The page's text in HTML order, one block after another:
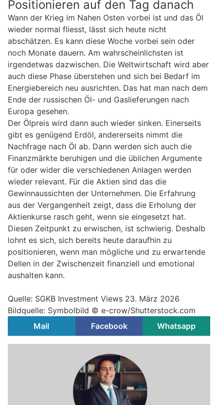
Positionieren auf den Tag danach
Wann der Krieg im Nahen Osten vorbei ist und das Öl
wieder normal fliesst, lässt sich heute nicht
abschätzen. Es kann diese Woche vorbei sein oder
noch Monate dauern. Am wahrscheinlichsten ist
irgendetwas dazwischen. Die Weltwirtschaft wird aber
auch diese Phase überstehen und sich bei Bedarf im
Energiebereich neu ausrichten. Das hat man nach dem
Ende der russischen Öl- und Gaslieferungen nach
Europa gesehen.
Der Ölpreis wird dann auch wieder sinken. Einerseits
gibt es genügend Erdöl, andererseits nimmt die
Nachfrage nach Öl ab. Dann werden sich auch die
Finanzmärkte beruhigen und die üblichen Argumente
für oder wider die verschiedenen Anlagen werden
wieder relevant. Für die Aktien sind das die
Gewinnaussichten der Unternehmen. Die Erfahrung
aus der Vergangenheit zeigt, dass die Erholung der
Aktienkurse rasch geht, wenn sie eingesetzt hat.
Diesen Zeitpunkt zu erwischen, ist schwierig. Deshalb
lohnt es sich, sich bereits heute daraufhin zu
positionieren, wenn man mögliche und zu erwartende
Dellen in der Zwischenzeit finanziell und emotional
aushalten kann.
Quelle: SGKB Investment Views 23. März 2026
Bildquelle: Symbolbild © e-crow/Shutterstock.com
Mail
Facebook Whatsapp